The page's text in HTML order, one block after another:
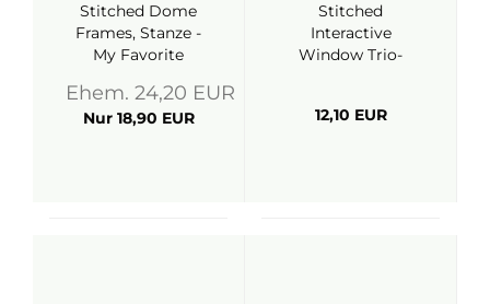
Stitched Dome
Frames, Stanze -
My Favorite
Ehem. 24,20 EUR
Nur 18,90 EUR
Stitched
Interactive
Window Trio-
Things
12,10 EUR